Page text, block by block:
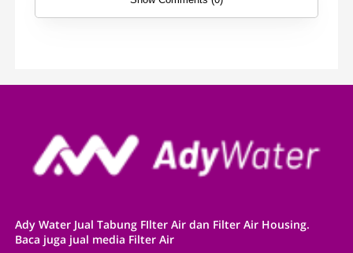
Ady Water Jual Tabung FIlter Air dan Filter Air Housing.
Baca juga jual media Filter Air